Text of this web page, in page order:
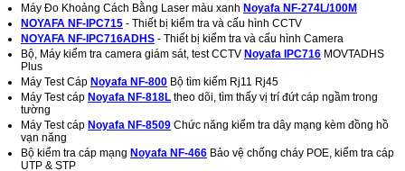
Máy Đo Khoảng Cách Bằng Laser màu xanh Noyafa NF-274L/100M
NOYAFA NF-IPC715 - Thiết bị kiểm tra và cấu hình CCTV
NOYAFA NF-IPC716ADHS - Thiết bị kiểm tra và cấu hình Camera
Bộ, Máy kiểm tra camera giám sát, test CCTV Noyafa IPC716 MOVTADHS
Plus
Máy Test Cáp Noyafa NF-800 Bộ tìm kiếm Rj11 Rj45
Máy Test cáp Noyafa NF-818L theo dõi, tìm thấy vị trí đứt cáp ngầm trong
tường
Máy Test cáp Noyafa NF-8509 Chức năng kiểm tra dây mạng kèm đồng hồ
vạn năng
Bộ kiểm tra cáp mạng Noyafa NF-466 Bảo vệ chống cháy POE, kiểm tra cáp
UTP & STP